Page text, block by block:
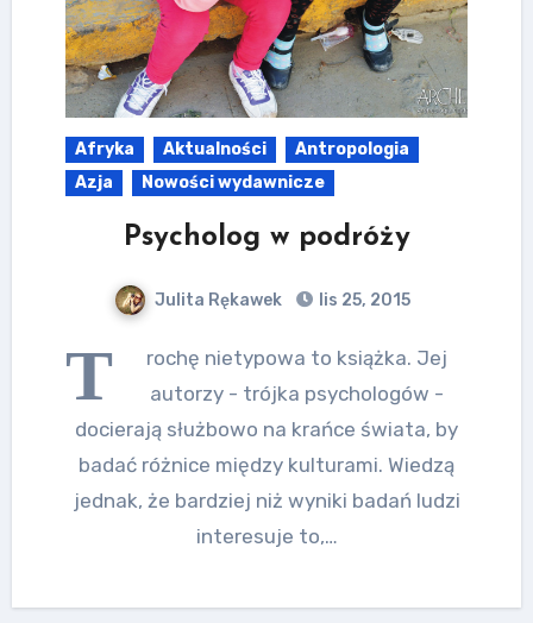
Afryka Aktualności
Antropologia
Azja
Nowości wydawnicze
Psycholog w podróży
Julita Rękawek lis 25, 2015
T
rochę nietypowa to książka. Jej
autorzy - trójka psychologów -
docierają służbowo na krańce świata, by
badać różnice między kulturami. Wiedzą
jednak, że bardziej niż wyniki badań ludzi
interesuje to,…